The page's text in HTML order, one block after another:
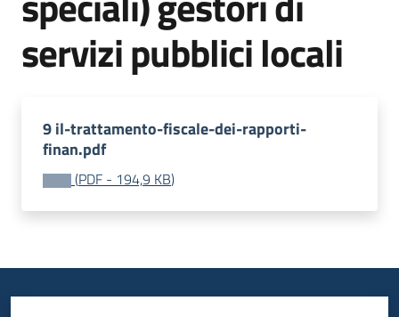
Seguici
servizi pubblici locali
9 il-trattamento-fiscale-dei-rapporti-
finan.pdf
(PDF - 194,9 KB)